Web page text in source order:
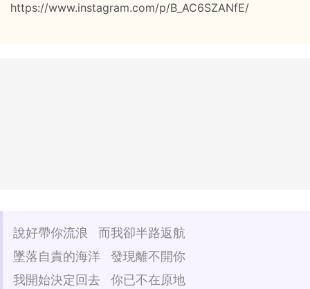
https://www.instagram.com/p/B_AC6SZANfE/
說好帶你流浪 而我卻半路返航
墜落自責的海洋 發現離不開你
我開始決定回去 你已不在原地